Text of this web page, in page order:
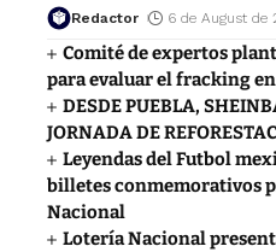
Redactor 6 de August de
Comité de expertos
para evaluar el fracking
DESDE PUEBLA,
JORNADA DE
Leyendas del Futbol
billetes conmemorativos
Nacional
Lotería Nacional